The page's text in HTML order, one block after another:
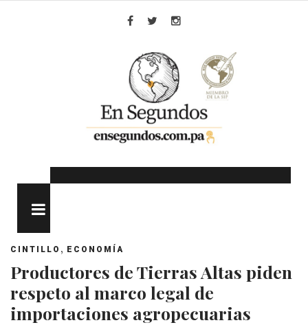
CINTILLO , ECONOMÍA
Productores de Tierras Altas piden
respeto al marco legal de
importaciones agropecuarias